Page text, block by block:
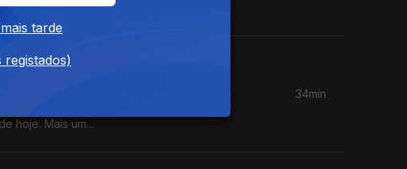
da
hoje. Mais uma
34min
tarde